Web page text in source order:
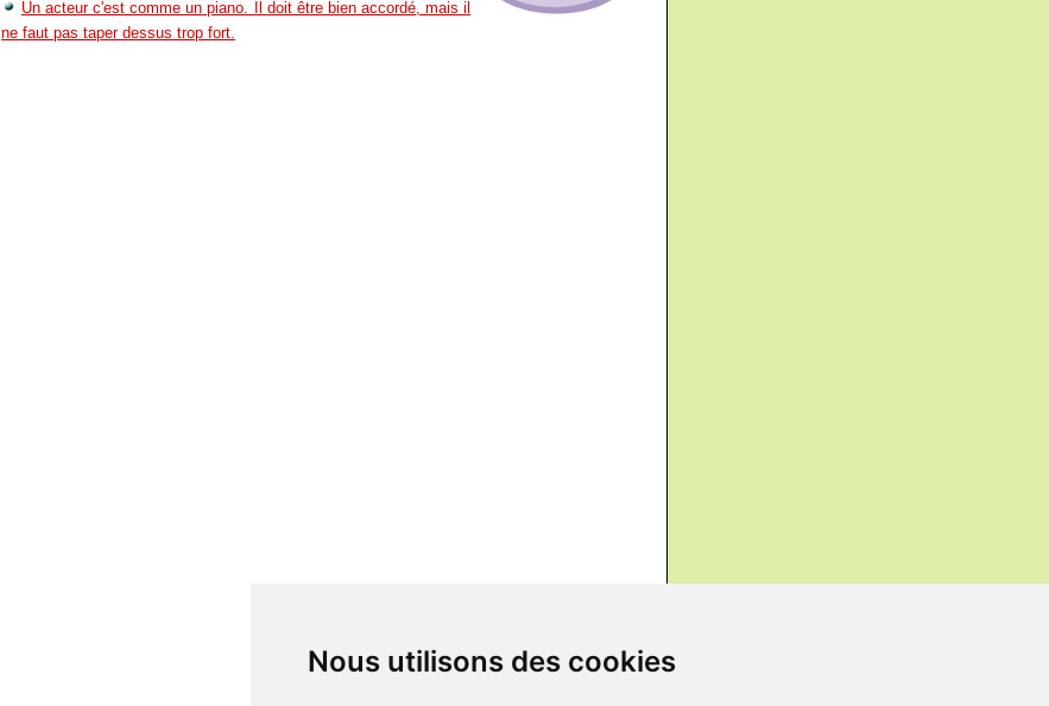
Nous utilisons des cookies
Un acteur c'est comme un piano. Il doit être bien accordé, mais il
ne faut pas taper dessus trop fort.